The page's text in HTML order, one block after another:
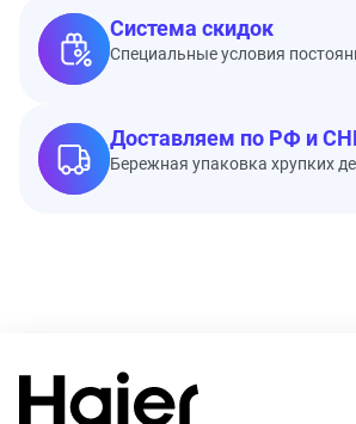
Система скидок
Специальные условия
Доставляем по РФ и
Бережная упаковка хрупких